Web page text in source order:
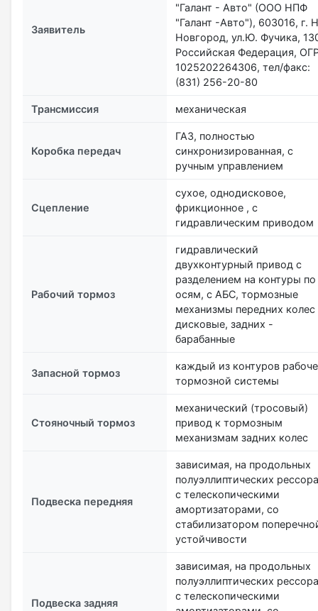
Заявитель
"Галант - Авто" (ООО НПФ
"Галант -Авто"), 603016, г.
Новгород, ул.Ю. Фучика,
Российская Федерация,
1025202264306, тел/факс:
(831) 256-20-80
Трансмиссия механическая
Коробка передач
ГАЗ, полностью
синхронизированная, с
ручным управлением
Сцепление
сухое, однодисковое,
фрикционное , с
гидравлическим приводом
Рабочий тормоз
гидравлический
двухконтурный привод с
разделением на контуры по
осям, с АБС, тормозные
механизмы передних
дисковые, задних -
барабанные
Запасной тормоз
каждый из контуров
тормозной системы
Стояночный тормоз
механический (тросовый)
привод к тормозным
механизмам задних колес
Подвеска передняя
зависимая, на продольных
полуэллиптических
с телескопическими
амортизаторами, со
стабилизатором
устойчивости
Подвеска задняя
зависимая, на продольных
полуэллиптических
с телескопическими